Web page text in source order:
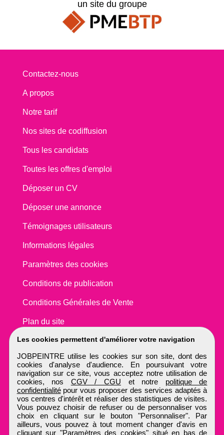
Les cookies permettent d'améliorer votre navigation
JOBPEINTRE utilise les cookies sur son site, dont des
cookies d'analyse d'audience. En poursuivant votre
navigation sur ce site, vous acceptez notre utilisation de
cookies, nos CGV / CGU et notre politique de
confidentialitépour vous proposer des services adaptés à
vos centres d'intérêt et réaliser des statistiques de visites.
Vous pouvez choisir de refuser ou de personnaliser vos
choix en cliquant sur le bouton "Personnaliser". Par
ailleurs, vous pouvez à tout moment changer d'avis en
cliquant sur "Paramètres des cookies" situé en bas de
un site du groupe
Contactez-nous
A propos
Notre tarif
Nos sites de codiffusion
Tous les candidats
Toutes les offres d'emploi
Déposer un CV
Déposer une annonce
Témoignages utilisateurs
Informations légales
Paramètres des cookies
Conditions de publication
Conditions Générales de Vente
Plan du site